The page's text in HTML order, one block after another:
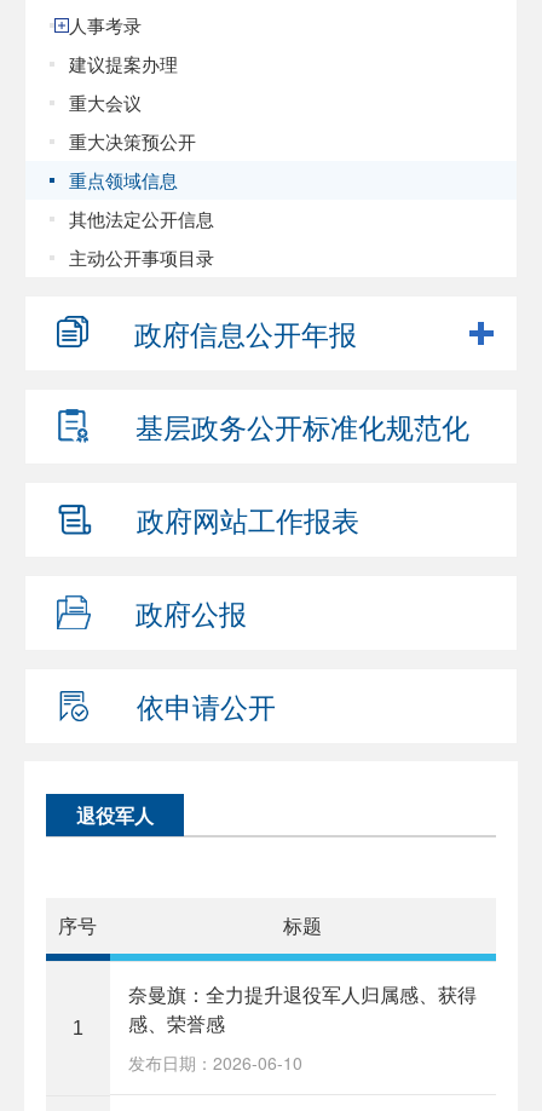
人事考录
建议提案办理
重大会议
重大决策预公开
重点领域信息
其他法定公开信息
主动公开事项目录
政府信息公开年报
基层政务公开标准化规范化
政府网站工作报表
政府公报
依申请公开
退役军人
序号 标题
1
奈曼旗：全力提升退役军人归属感、获得
感、荣誉感
发布日期：2026-06-10